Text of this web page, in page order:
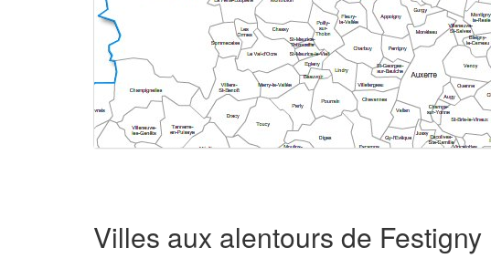
Villes aux alentours de Festigny